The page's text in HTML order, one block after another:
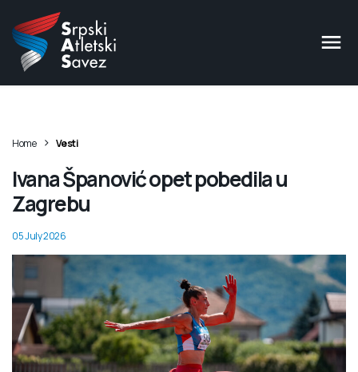
Home > Vesti
Ivana Španović opet pobedila u
Zagrebu
05 July 2026